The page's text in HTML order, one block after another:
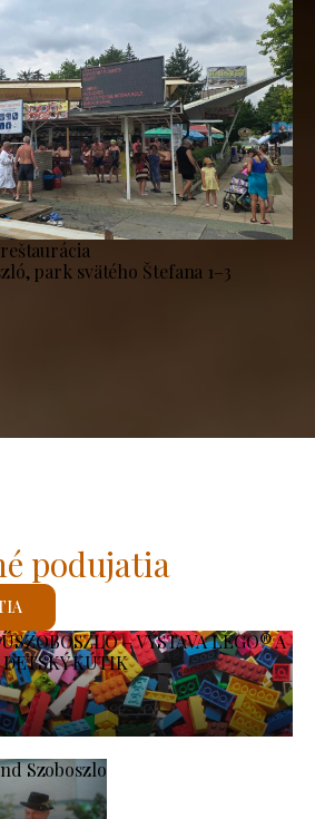
park svätého Štefana 1–3
– VÝSTAVA LEGO® A
DETSKÝ KÚTIK
Szoboszlo
podujatia